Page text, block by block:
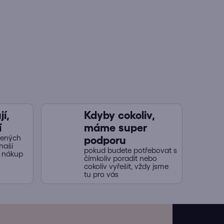
Kdyby cokoliv,
máme super
podporu
pokud budete potřebovat s
čímkoliv poradit nebo
cokoliv vyřešit, vždy jsme
tu pro vás